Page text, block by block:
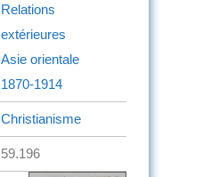
Relations
extérieures
Asie orientale
1870-1914
Christianisme
59.196